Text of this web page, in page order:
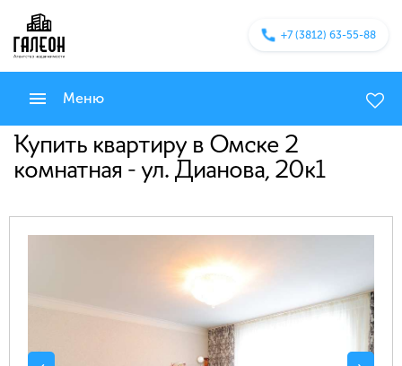
+7 (3812) 63-55-88
Меню
Купить квартиру в Омске 2
комнатная - ул. Дианова, 20к1